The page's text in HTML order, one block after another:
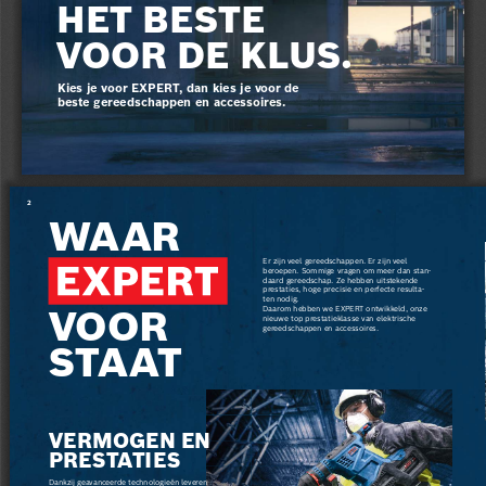
HET BESTE
VOOR DE KLUS.
Kies je voor EXPERT, dan kies je voor de
beste gereedschappen en accessoires.
Er zijn veel gereedschappen. Er zijn veel
beroepen. Sommige vragen om meer dan stan-
daard gereedschap. Ze hebben uitstekende
prestaties, hoge precisie en perfecte resulta-
ten nodig.
Daarom hebben we EXPERT ontwikkeld, onze
nieuwe top prestatieklasse van elektrische
gereedschappen en accessoires.
VOOR
STA AT
VERMOGEN EN
PRESTATIES
Dankzij geavanceerde technologieën leveren
WAAR
2